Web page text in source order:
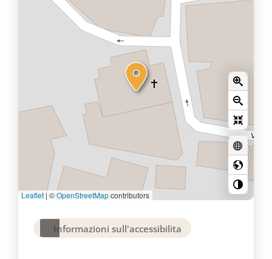
Leaflet | ©OpenStreetMapcontributors
Informazioni sull'accessibilita